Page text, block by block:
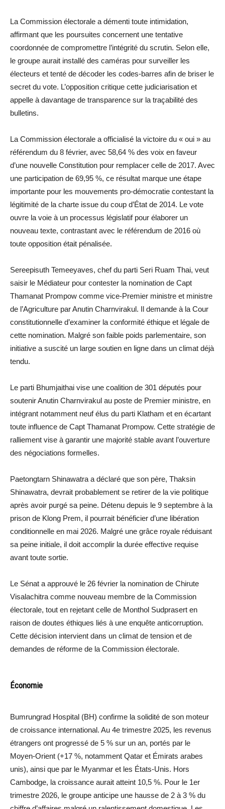
La Commission électorale a démenti toute intimidation,
affirmant que les poursuites concernent une tentative
coordonnée de compromettre l’intégrité du scrutin. Selon elle,
le groupe aurait installé des caméras pour surveiller les
électeurs et tenté de décoder les codes-barres afin de briser le
secret du vote. L’opposition critique cette judiciarisation et
appelle à davantage de transparence sur la traçabilité des
bulletins.
La Commission électorale a officialisé la victoire du « oui » au
référendum du 8 février, avec 58,64 % des voix en faveur
d’une nouvelle Constitution pour remplacer celle de 2017. Avec
une participation de 69,95 %, ce résultat marque une étape
importante pour les mouvements pro-démocratie contestant la
légitimité de la charte issue du coup d’État de 2014. Le vote
ouvre la voie à un processus législatif pour élaborer un
nouveau texte, contrastant avec le référendum de 2016 où
toute opposition était pénalisée.
Sereepisuth Temeeyaves, chef du parti Seri Ruam Thai, veut
saisir le Médiateur pour contester la nomination de Capt
Thamanat Prompow comme vice-Premier ministre et ministre
de l’Agriculture par Anutin Charnvirakul. Il demande à la Cour
constitutionnelle d’examiner la conformité éthique et légale de
cette nomination. Malgré son faible poids parlementaire, son
initiative a suscité un large soutien en ligne dans un climat déjà
tendu.
Le parti Bhumjaithai vise une coalition de 301 députés pour
soutenir Anutin Charnvirakul au poste de Premier ministre, en
intégrant notamment neuf élus du parti Klatham et en écartant
toute influence de Capt Thamanat Prompow. Cette stratégie de
ralliement vise à garantir une majorité stable avant l’ouverture
des négociations formelles.
Paetongtarn Shinawatra a déclaré que son père, Thaksin
Shinawatra, devrait probablement se retirer de la vie politique
après avoir purgé sa peine. Détenu depuis le 9 septembre à la
prison de Klong Prem, il pourrait bénéficier d’une libération
conditionnelle en mai 2026. Malgré une grâce royale réduisant
sa peine initiale, il doit accomplir la durée effective requise
avant toute sortie.
Le Sénat a approuvé le 26 février la nomination de Chirute
Visalachitra comme nouveau membre de la Commission
électorale, tout en rejetant celle de Monthol Sudprasert en
raison de doutes éthiques liés à une enquête anticorruption.
Cette décision intervient dans un climat de tension et de
demandes de réforme de la Commission électorale.
Économie
Bumrungrad Hospital (BH) confirme la solidité de son moteur
de croissance international. Au 4e trimestre 2025, les revenus
étrangers ont progressé de 5 % sur un an, portés par le
Moyen-Orient (+17 %, notamment Qatar et Émirats arabes
unis), ainsi que par le Myanmar et les États-Unis. Hors
Cambodge, la croissance aurait atteint 10,5 %. Pour le 1er
trimestre 2026, le groupe anticipe une hausse de 2 à 3 % du